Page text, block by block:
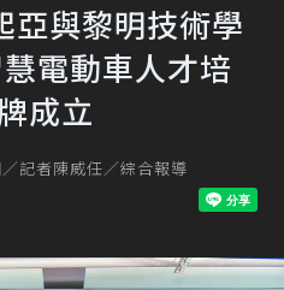
亞與黎明技術學
電動車人才培
成立
記者陳威任／綜合報導